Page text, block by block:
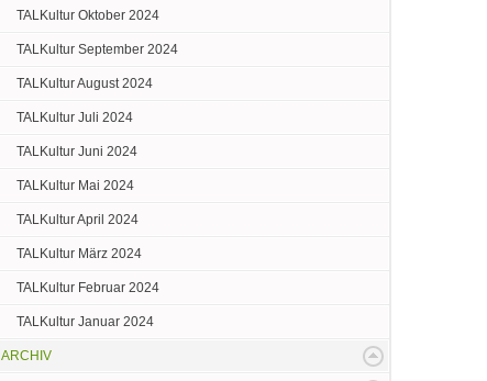
TALKultur Oktober 2024
TALKultur September 2024
TALKultur August 2024
TALKultur Juli 2024
TALKultur Juni 2024
TALKultur Mai 2024
TALKultur April 2024
TALKultur März 2024
TALKultur Februar 2024
TALKultur Januar 2024
ARCHIV